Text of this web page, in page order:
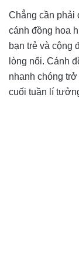
Chẳng cần phải
cánh đồng hoa
bạn trẻ và cộng
lòng nổi. Cánh
nhanh chóng
cuối tuần lí